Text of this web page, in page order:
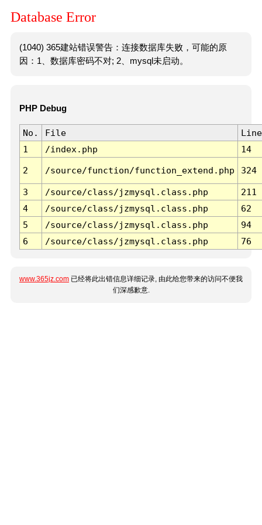
Database Error
(1040) 365建站错误警告：连接数据库失败，可能的原
因：1、数据库密码不对; 2、mysql未启动。
PHP Debug
No. File
Line
1
/index.php 14
2 /source/function/function_extend.php 324
3 /source/class/jzmysql.class.php
211
4
/source/class/jzmysql.class.php
62
5
/source/class/jzmysql.class.php
94
6
/source/class/jzmysql.class.php 76
www.365jz.com 已经将此出错信息详细记录, 由此给您带来的访问不便我
们深感歉意.